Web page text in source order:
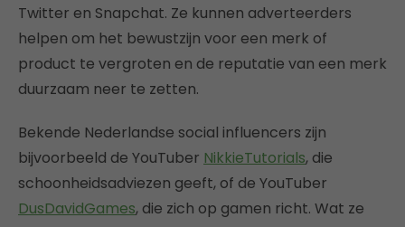
Twitter en Snapchat. Ze kunnen adverteerders
helpen om het bewustzijn voor een merk of
product te vergroten en de reputatie van een merk
duurzaam neer te zetten.
Bekende Nederlandse social influencers zijn
bijvoorbeeld de YouTuber NikkieTutorials, die
schoonheidsadviezen geeft, of de YouTuber
DusDavidGames, die zich op gamen richt. Wat ze